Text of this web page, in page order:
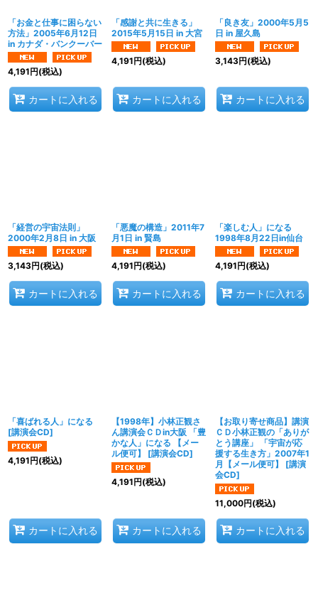
「お金と仕事に困らない
方法」2005年6月12日
in カナダ・バンクーバー
4,191円(税込)
カートに入れる
「感謝と共に生きる」
2015年5月15日 in 大宮
4,191円(税込)
カートに入れる
「良き友」2000年5月5
日 in 屋久島
3,143円(税込)
カートに入れる
「経営の宇宙法則」
2000年2月8日 in 大阪
3,143円(税込)
カートに入れる
「悪魔の構造」2011年7
月1日 in 賢島
4,191円(税込)
カートに入れる
「楽しむ人」になる
1998年8月22日in仙台
4,191円(税込)
カートに入れる
「喜ばれる人」になる
[講演会CD]
4,191円(税込)
カートに入れる
【1998年】小林正観さ
ん講演会ＣＤin大阪 「豊
かな人」になる 【メー
ル便可】
[講演会CD]
4,191円(税込)
カートに入れる
【お取り寄せ商品】講演
ＣＤ小林正観の「ありが
とう講座」 「宇宙が応
援する生き方」2007年1
月【メール便可】
[講演
会CD]
11,000円(税込)
カートに入れる